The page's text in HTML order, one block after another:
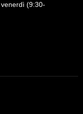
(9:30-